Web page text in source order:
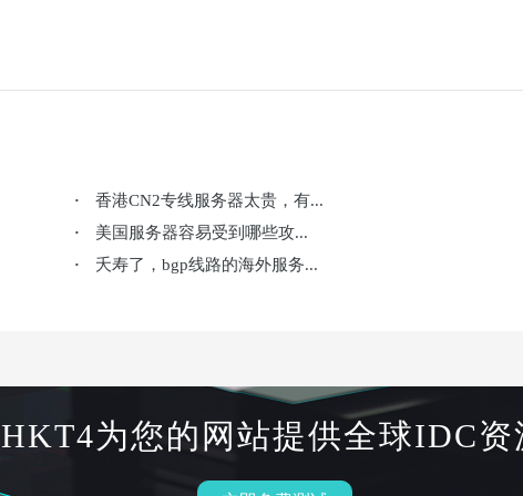
· 香港CN2专线服务器太贵，有...
· 美国服务器容易受到哪些攻...
· 夭寿了，bgp线路的海外服务...
HKT4为您的网站提供全球IDC资